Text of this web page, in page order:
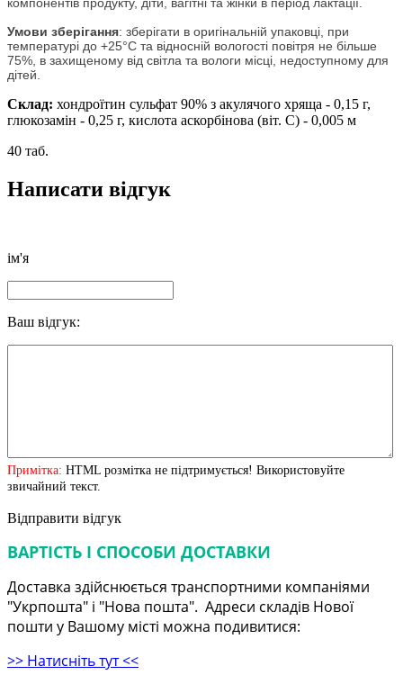
компонентів продукту, діти, вагітні та жінки в період лактації.
Умови зберігання: зберігати в оригінальній упаковці, при
температурі до +25°С та відносній вологості повітря не більше
75%, в захищеному від світла та вологи місці, недоступному для
дітей.
Склад: хондроїтин сульфат 90% з акулячого хряща - 0,15 г,
глюкозамін - 0,25 г, кислота аскорбінова (віт. С) - 0,005 м
40 таб.
Написати відгук
ім'я
Ваш відгук:
Примітка: HTML розмітка не підтримується! Використовуйте
звичайний текст.
Відправити відгук
ВАРТІСТЬ І СПОСОБИ ДОСТАВКИ
Доставка здійснюється транспортними компаніями
"Укрпошта" і "Нова пошта". Адреси складів Нової
пошти у Вашому місті можна подивитися:
>> Натисніть тут <<